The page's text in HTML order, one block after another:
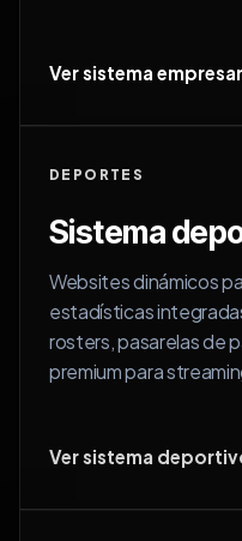
Ver sistema
DEPORTES
Sistema
Websites dinámicos
estadísticas
rosters, pasarelas de
premium para
Ver sistema